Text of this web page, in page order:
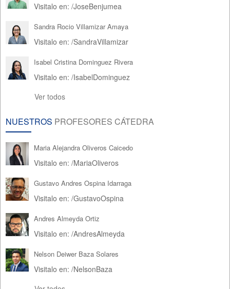
Visitalo en: /JoseBenjumea
Sandra Rocio Villamizar Amaya
Visitalo en: /SandraVillamizar
Isabel Cristina Dominguez Rivera
Visitalo en: /IsabelDominguez
Ver todos
NUESTROS PROFESORES CÁTEDRA
Maria Alejandra Oliveros Caicedo
Visitalo en: /MariaOliveros
Gustavo Andres Ospina Idarraga
Visitalo en: /GustavoOspina
Andres Almeyda Ortiz
Visitalo en: /AndresAlmeyda
Nelson Deiwer Baza Solares
Visitalo en: /NelsonBaza